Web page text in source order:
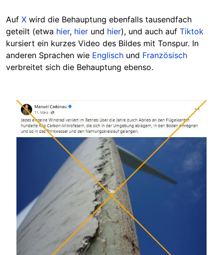
Auf X wird die Behauptung ebenfalls tausendfach
geteilt (etwa hier, hier und hier), und auch auf Tiktok
kursiert ein kurzes Video des Bildes mit Tonspur. In
anderen Sprachen wie Englisch und Französisch
verbreitet sich die Behauptung ebenso.
Image